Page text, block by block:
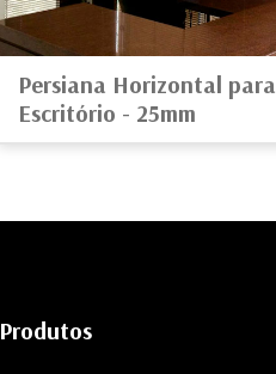
Persiana Horizontal para
Escritório - 25mm
Produtos